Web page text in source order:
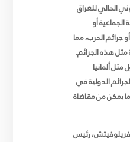
الحالي للعراق
الجماعية أو
جرائم الحرب، مما
هذه الجرائم.
ألمانيا
الدولية في
يمكن من مقاضاة
رئيس